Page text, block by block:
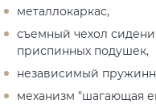
металлокаркас,
съемный чехол
приспинных подушек,
независимый
механизм "шагающая